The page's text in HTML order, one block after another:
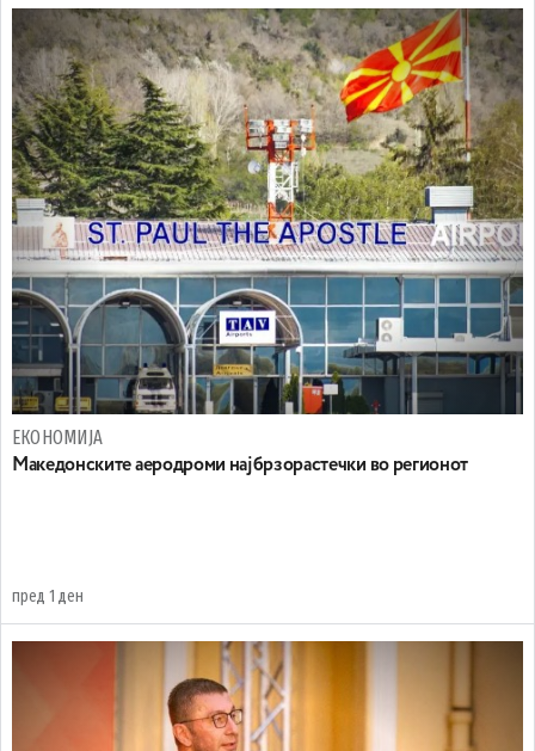
ЕКОНОМИЈА
Maкедонските аеродроми најбрзорастечки во регионот
пред 1 ден